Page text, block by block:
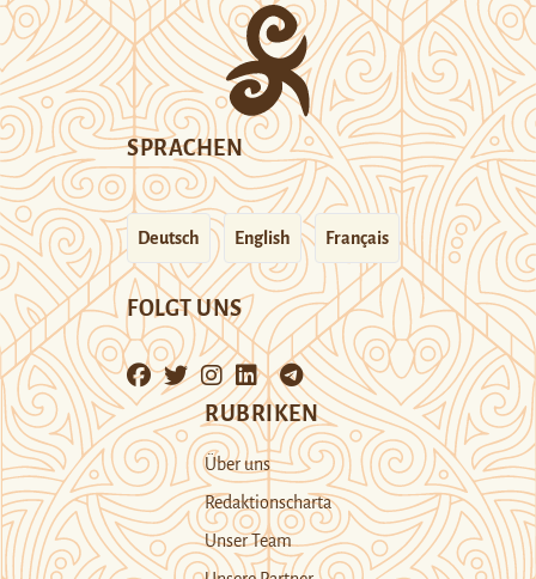
SPRACHEN
Deutsch English Français
FOLGT UNS
RUBRIKEN
Über uns
Redaktionscharta
Unser Team